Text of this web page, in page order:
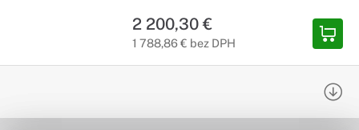
2 200,30 €
1 788,86 € bez DPH